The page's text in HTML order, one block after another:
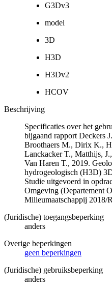
G3Dv3
model
3D
H3D
H3Dv2
HCOV
Beschrijving
Specificaties over het
bijgaand rapport Deckers
Broothaers M., Dirix K.,
Lanckacker T., Matthijs,
Van Haren T., 2019.
hydrogeologisch (H3D)
Studie uitgevoerd in
Omgeving (Departement
Milieumaatschappij 2018/
(Juridische) toegangsbeperking
anders
Overige beperkingen
geen beperkingen
(Juridische) gebruiksbeperking
anders